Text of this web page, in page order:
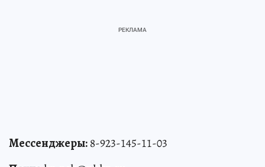
Мессенджеры:8-923-145-11-03